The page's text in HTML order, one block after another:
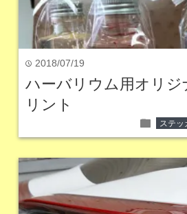
time 2018/07/19
ハーバリウム用オリ
リント
folder ステッ